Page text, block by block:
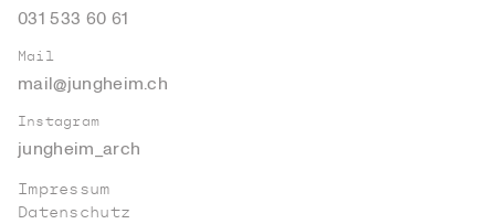
031 533 60 61
Mail
mail@jungheim.ch
Instagram
jungheim_arch
Impressum
Datenschutz